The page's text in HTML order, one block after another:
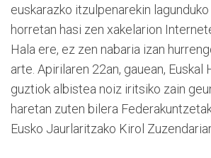
euskarazko itzulpenarekin lagunduko
horretan hasi zen xakelarion
Hala ere, ez zen nabaria izan
arte. Apirilaren 22an, gauean, Euskal
guztiok albistea noiz iritsiko zain
haretan zuten bilera
Eusko Jaurlaritzako Kirol